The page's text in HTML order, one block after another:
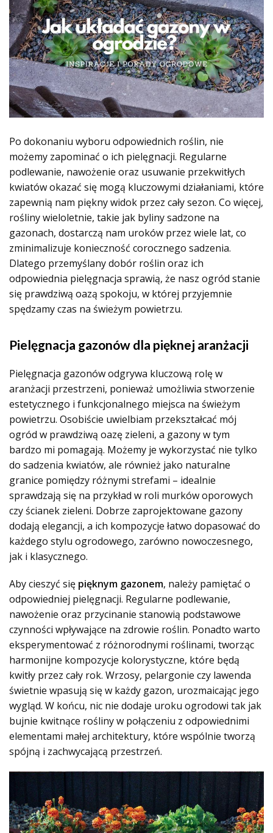
Po dokonaniu wyboru odpowiednich roślin, nie
możemy zapominać o ich pielęgnacji. Regularne
podlewanie, nawożenie oraz usuwanie przekwitłych
kwiatów okazać się mogą kluczowymi działaniami, które
zapewnią nam piękny widok przez cały sezon. Co więcej,
rośliny wieloletnie, takie jak byliny sadzone na
gazonach, dostarczą nam uroków przez wiele lat, co
zminimalizuje konieczność corocznego sadzenia.
Dlatego przemyślany dobór roślin oraz ich
odpowiednia pielęgnacja sprawią, że nasz ogród stanie
się prawdziwą oazą spokoju, w której przyjemnie
spędzamy czas na świeżym powietrzu.
Pielęgnacja gazonów dla pięknej aranżacji
Pielęgnacja gazonów odgrywa kluczową rolę w
aranżacji przestrzeni, ponieważ umożliwia stworzenie
estetycznego i funkcjonalnego miejsca na świeżym
powietrzu. Osobiście uwielbiam przekształcać mój
ogród w prawdziwą oazę zieleni, a gazony w tym
bardzo mi pomagają. Możemy je wykorzystać nie tylko
do sadzenia kwiatów, ale również jako naturalne
granice pomiędzy różnymi strefami – idealnie
sprawdzają się na przykład w roli murków oporowych
czy ścianek zieleni. Dobrze zaprojektowane gazony
dodają elegancji, a ich kompozycje łatwo dopasować do
każdego stylu ogrodowego, zarówno nowoczesnego,
jak i klasycznego.
Aby cieszyć się pięknym gazonem, należy pamiętać o
odpowiedniej pielęgnacji. Regularne podlewanie,
nawożenie oraz przycinanie stanowią podstawowe
czynności wpływające na zdrowie roślin. Ponadto warto
eksperymentować z różnorodnymi roślinami, tworząc
harmonijne kompozycje kolorystyczne, które będą
kwitły przez cały rok. Wrzosy, pelargonie czy lawenda
świetnie wpasują się w każdy gazon, urozmaicając jego
wygląd. W końcu, nic nie dodaje uroku ogrodowi tak jak
bujnie kwitnące rośliny w połączeniu z odpowiednimi
elementami małej architektury, które wspólnie tworzą
spójną i zachwycającą przestrzeń.